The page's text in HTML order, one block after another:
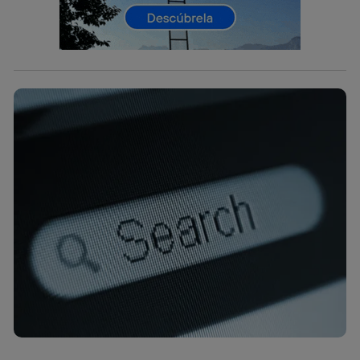
telecomunicaciones vinculada a la conexión que utilizas
(p. ej., número de teléfono móvil).
Este identificador se asigna a la conexión de internet, por
identificador. Típicamente:
conexión de banda ancha
el marketing o análisis se realizará en función de las
, el marketing será más
personalizado, ya que se basará únicamente en la
navegación del usuario del móvil.
Puedes gestionar los consentimientos Utiq seleccionando
“Administrar Utiq” en la parte inferior de esta página web o
visitando el portal de privacidad de Utiq
(“consenthub”). Para más información, consulta
política de privacidad de Utiq